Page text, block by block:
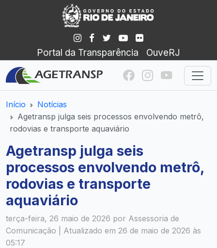
Portal da Transparência OuveRJ
Início
Notícias
Agetransp julga seis processos envolvendo metrô,
rodovias e transporte aquaviário
Agetransp julga seis
processos envolvendo metrô,
rodovias e transporte
aquaviário
terça-feira, 26 maio de 2026 por Assessoria de
Comunicação | Atualizado em 26 de maio de 2026 às
05:17